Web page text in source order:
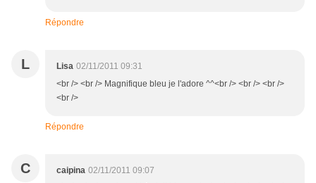
Répondre
L Lisa 02/11/2011 09:31
<br /> <br /> Magnifique bleu je l'adore ^^<br /> <br /> <br />
<br />
Répondre
C caipina 02/11/2011 09:07